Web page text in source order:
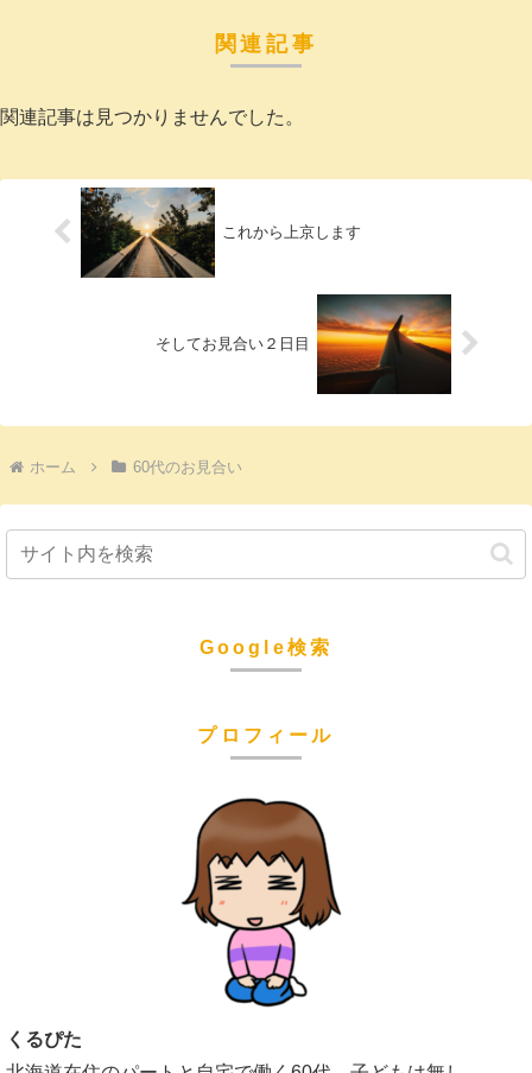
関連記事
関連記事は見つかりませんでした。
これから上京します
そしてお見合い２日目
ホーム 60代のお見合い
Google検索
プロフィール
くるぴた